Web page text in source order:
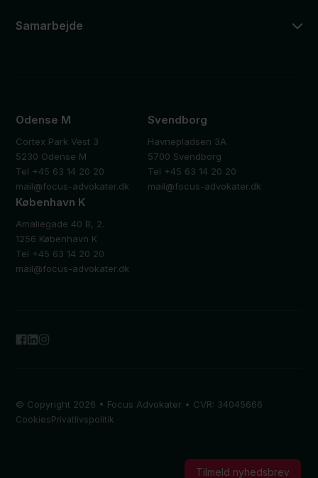
Samarbejde
Odense M
Cortex Park Vest 3
5230 Odense M
Tel +45 63 14 20 20
mail@focus-advokater.dk
Svendborg
Havnepladsen 3A
5700 Svendborg
Tel +45 63 14 20 20
mail@focus-advokater.dk
København K
Amaliegade 40 B, 2.
1256 København K
Tel +45 63 14 20 20
mail@focus-advokater.dk
© Copyright 2026 • Focus Advokater • CVR: 34045666
CookiesPrivatlivspolitik
Tilmeld nyhedsbrev